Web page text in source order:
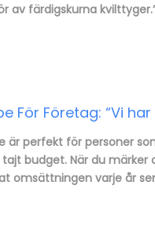
av färdigskurna
För Företag: “Vi
är perfekt för personer
budget. När du
omsättningen varje år